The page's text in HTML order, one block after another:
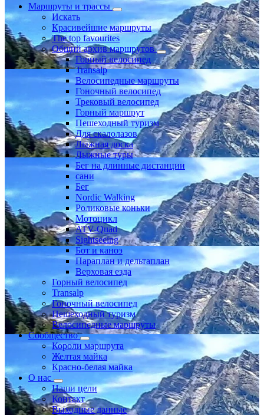
Маршруты и трассы
Искать
Красивейшие маршруты
The top favourites
Общий архив маршрутов
Горный велосипед
Transalp
Велосипедные маршруты
Гоночный велосипед
Трековый велосипед
Горный маршрут
Пешеходный туризм
Для скалолазов
Лыжная доска
Лыжные туры
Бег на длинные дистанции
сани
Бег
Nordic Walking
Роликовые коньки
Мотоцикл
ATV-Quad
Sightseeing
Бот и каноэ
Параплан и дельтаплан
Верховая езда
Горный велосипед
Transalp
Гоночный велосипед
Пешеходный туризм
Велосипедные маршруты
Сообщество
Короли маршрута
Желтая майка
Красно-белая майка
О нас
Наши цели
Контакт
Выходные данные